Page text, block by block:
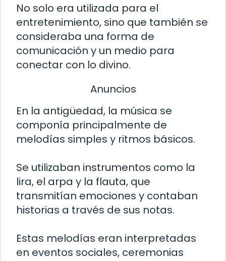
No solo era utilizada para el
entretenimiento, sino que también se
consideraba una forma de
comunicación y un medio para
conectar con lo divino.
Anuncios
En la antigüedad, la música se
componía principalmente de
melodías simples y ritmos básicos.
Se utilizaban instrumentos como la
lira, el arpa y la flauta, que
transmitían emociones y contaban
historias a través de sus notas.
Estas melodías eran interpretadas
en eventos sociales, ceremonias